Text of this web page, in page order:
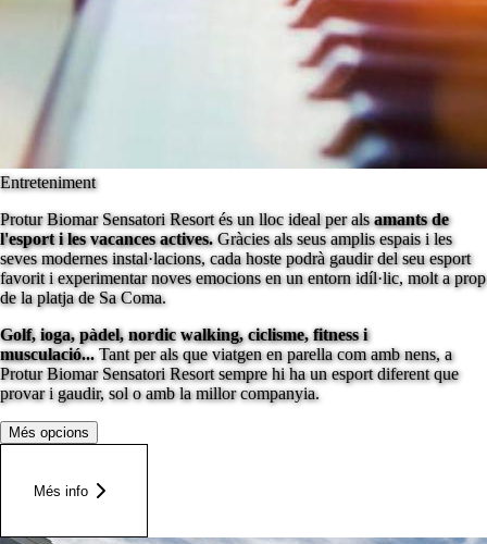
Entreteniment
Protur Biomar Sensatori Resort és un lloc ideal per alsamants de
l'esport i les vacances actives.Gràcies als seus amplis espais i les
seves modernes instal·lacions, cada hoste podrà gaudir del seu esport
favorit i experimentar noves emocions en un entorn idíl·lic, molt a prop
de la platja de Sa Coma.
Golf, ioga, pàdel, nordic walking, ciclisme, fitness i
musculació...Tant per als que viatgen en parella com amb nens, a
Protur Biomar Sensatori Resort sempre hi ha un esport diferent que
provar i gaudir, sol o amb la millor companyia.
Més opcions
Més info